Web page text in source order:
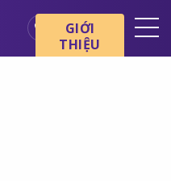
GIỚI
THIỆU